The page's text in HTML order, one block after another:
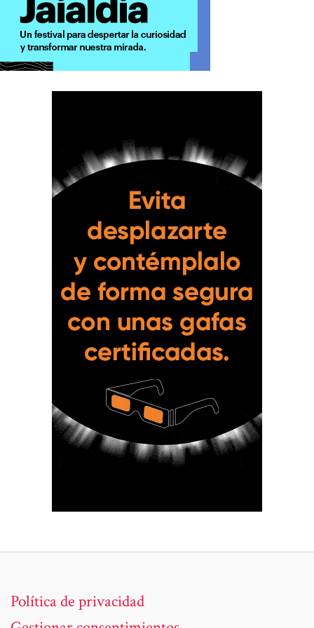
Política de privacidad